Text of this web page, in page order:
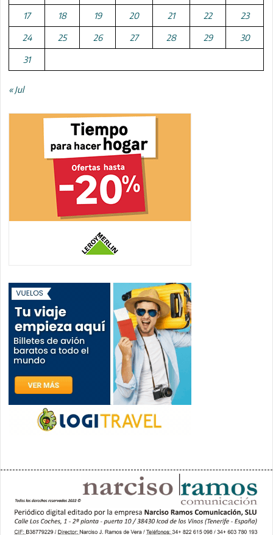
17 18 19 20 21 22 23
24 25 26 27 28 29 30
31
« Jul